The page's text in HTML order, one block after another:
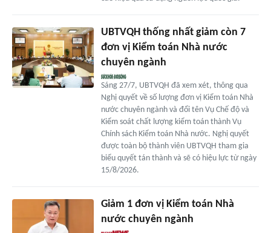
UBTVQH thống nhất giảm còn 7
đơn vị Kiểm toán Nhà nước
chuyên ngành
Sáng 27/7, UBTVQH đã xem xét, thông qua
Nghị quyết về số lượng đơn vị Kiểm toán Nhà
nước chuyên ngành và đổi tên Vụ Chế độ và
Kiểm soát chất lượng kiểm toán thành Vụ
Chính sách Kiểm toán Nhà nước. Nghị quyết
được toàn bộ thành viên UBTVQH tham gia
biểu quyết tán thành và sẽ có hiệu lực từ ngày
15/8/2026.
Giảm 1 đơn vị Kiểm toán Nhà
nước chuyên ngành